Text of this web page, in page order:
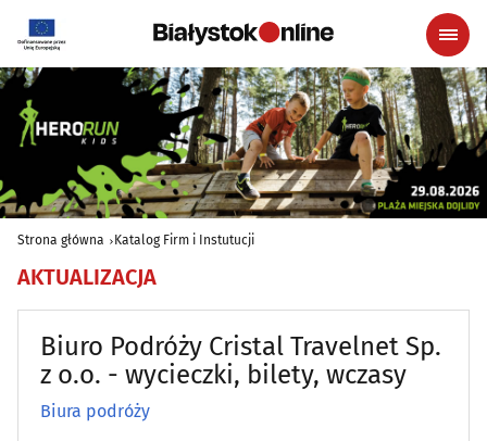
Strona główna Katalog Firm i Instutucji
AKTUALIZACJA
Biuro Podróży Cristal Travelnet Sp.
z o.o. - wycieczki, bilety, wczasy
Biura podróży